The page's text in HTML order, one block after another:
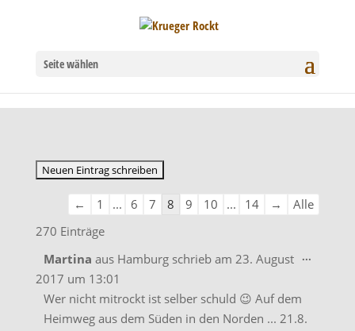
Seite wählen
Navigation
Gästebuchliste
← 1 ... 6 7 8 9 10 ... 14 →
Alle
270 Einträge
Martina aus Hamburg schrieb am 23. August
2017 um 13:01
Wer nicht mitrockt ist selber schuld 😉 Auf dem
Heimweg aus dem Süden in den Norden ... 21.8.
...